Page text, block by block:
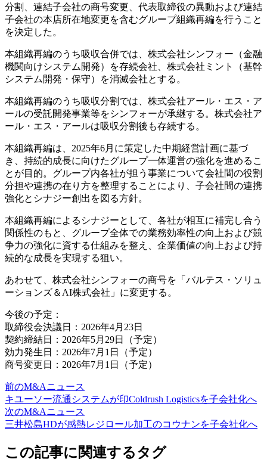
分割、連結子会社の商号変更、代表取締役の異動および連結
子会社の本店所在地変更を含むグループ組織再編を行うこと
を決定した。
本組織再編のうち吸収合併では、株式会社シンフォー（金融
機関向けシステム開発）を存続会社、株式会社ミント（基幹
システム開発・保守）を消滅会社とする。
本組織再編のうち吸収分割では、株式会社アール・エス・ア
ールの受託開発事業等をシンフォーが承継する。株式会社ア
ール・エス・アールは吸収分割後も存続する。
本組織再編は、2025年6月に策定した中期経営計画に基づ
き、持続的成長に向けたグループ一体運営の強化を進めるこ
とが目的。グループ内各社が担う事業について会社間の役割
分担や連携の在り方を整理することにより、子会社間の連携
強化とシナジー創出を図る方針。
本組織再編によるシナジーとして、各社が相互に補完し合う
関係性のもと、グループ全体での業務効率性の向上および競
争力の強化に資する仕組みを整え、企業価値の向上および持
続的な成長を実現する狙い。
あわせて、株式会社シンフォーの商号を「バルテス・ソリュ
ーションズ＆AI株式会社」に変更する。
今後の予定：
取締役会決議日：2026年4月23日
契約締結日：2026年5月29日（予定）
効力発生日：2026年7月1日（予定）
商号変更日：2026年7月1日（予定）
前のM&Aニュース
キユーソー流通システムが印Coldrush Logisticsを子会社化へ
次のM&Aニュース
三井松島HDが感熱レジロール加工のコウナンを子会社化へ
この記事に関連するタグ